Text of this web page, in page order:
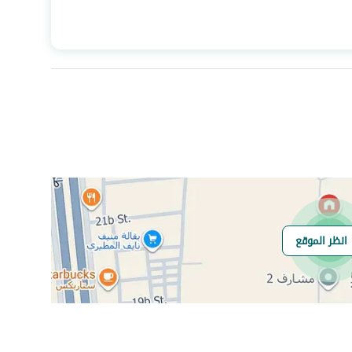
عدد الغرف
3
هل يوجد اي التزام
على العقار ؟
انظر الموقع